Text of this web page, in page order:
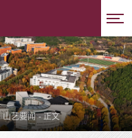
山艺要闻 - 正文